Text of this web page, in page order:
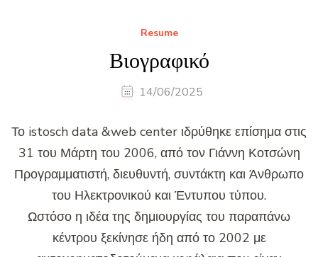
Resume
Βιογραφικό
14/06/2025
Το istosch data &web center ιδρύθηκε επίσημα στις
31 του Μάρτη του 2006, από τον Γιάννη Κοτσώνη
Προγραμματιστή, διευθυντή, συντάκτη και Άνθρωπο
του Ηλεκτρονικού και Έντυπου τύπου.
Ωστόσο η ιδέα της δημιουργίας του παραπάνω
κέντρου ξεκίνησε ήδη από το 2002 με